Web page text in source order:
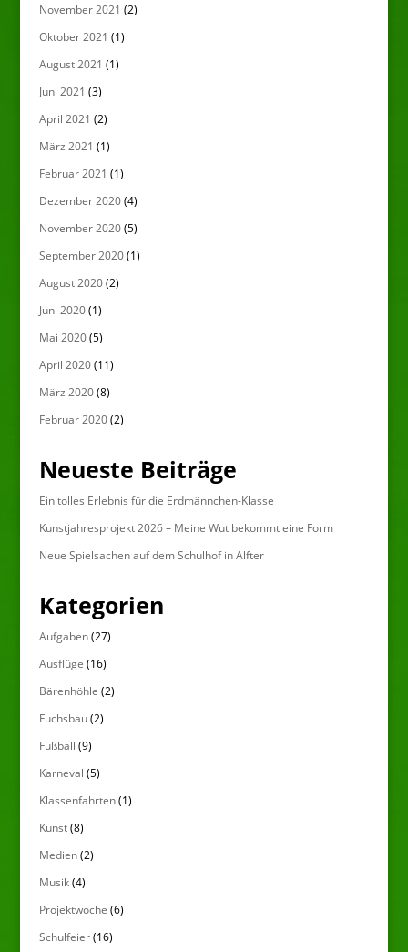
November 2021 (2)
Oktober 2021 (1)
August 2021 (1)
Juni 2021 (3)
April 2021 (2)
März 2021 (1)
Februar 2021 (1)
Dezember 2020(4)
November 2020(5)
September 2020(1)
August 2020(2)
Juni 2020(1)
Mai 2020(5)
April 2020(11)
März 2020(8)
Februar 2020(2)
Neueste Beiträge
Ein tolles Erlebnis für die Erdmännchen-Klasse
Kunstjahresprojekt 2026 – Meine Wut bekommt eine Form
Neue Spielsachen auf dem Schulhof in Alfter
Kategorien
Aufgaben(27)
Ausflüge (16)
Bärenhöhle (2)
Fuchsbau(2)
Fußball (9)
Karneval (5)
Klassenfahrten(1)
Kunst(8)
Medien(2)
Musik(4)
Projektwoche (6)
Schulfeier(16)